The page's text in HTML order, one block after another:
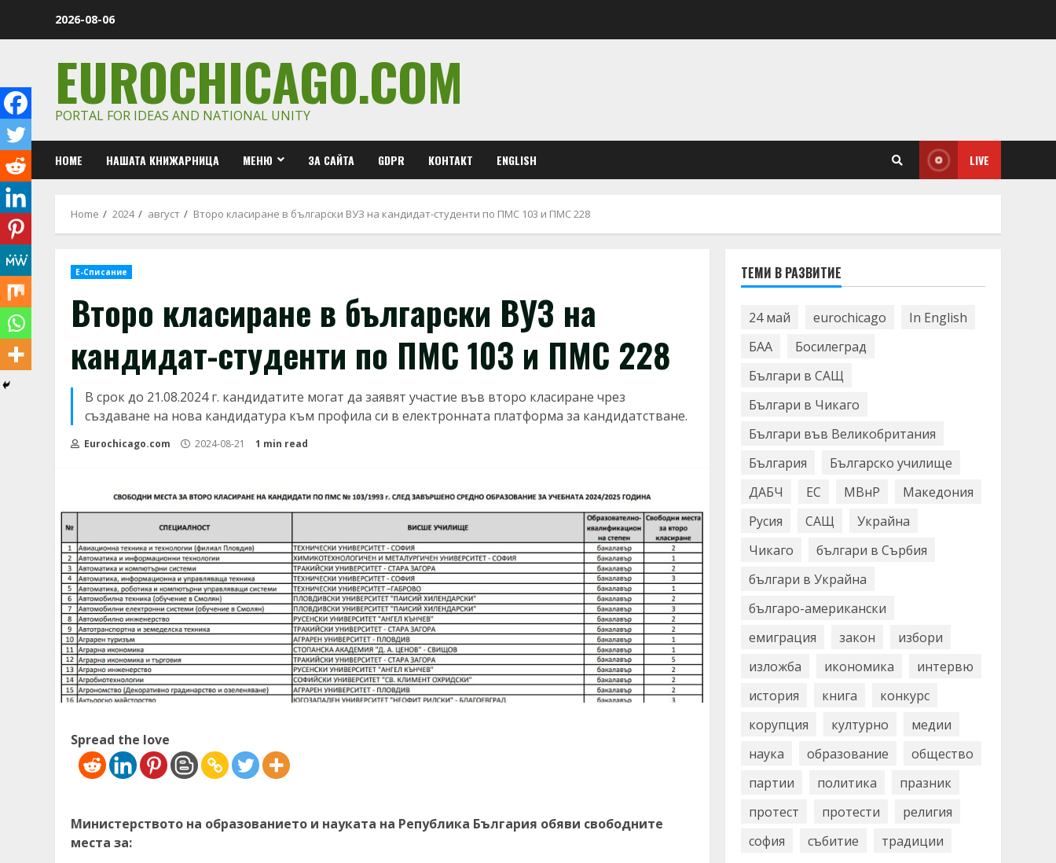
2026-08-06
EUROCHICAGO.COM
PORTAL FOR IDEAS AND NATIONAL UNITY
HOME НАШАТА КНИЖАРНИЦА МЕНЮ ЗА САЙТА GDPR КОНТАКТ ENGLISH LIVE
Home 2024 август Второ класиране в български ВУЗ на кандидат-студенти по ПМС 103 и ПМС 228
Е-Списание
Второ класиране в български ВУЗ на
кандидат-студенти по ПМС 103 и ПМС 228
В срок до 21.08.2024 г. кандидатите могат да заявят участие във второ класиране чрез
създаване на нова кандидатура към профила си в електронната платформа за кандидатстване.
Eurochicago.com 2024-08-21 1 min read
Spread the love
Министерството на образованието и науката на Република България обяви свободните
места за:
ТЕМИ В РАЗВИТИЕ
24 май eurochicago
In English
БАА
Босилеград
Българи в САЩ
Българи в Чикаго
Българи във Великобритания
България
Българско училище
ДАБЧ
ЕС МВнР
Македония
Русия
САЩ
Украйна
Чикаго
българи в Сърбия
българи в Украйна
българо-американски
емиграция
закон
избори
изложба
икономика
интервю
история
книга
конкурс
корупция
културно
медии
наука
образование
общество
партии
политика
празник
протест
протести
религия
софия
събитие традиции